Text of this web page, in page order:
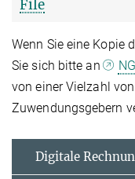
File
Wenn Sie eine Kopie
Sie sich bitte an
von einer Vielzahl
Zuwendungsgebern
Digitale